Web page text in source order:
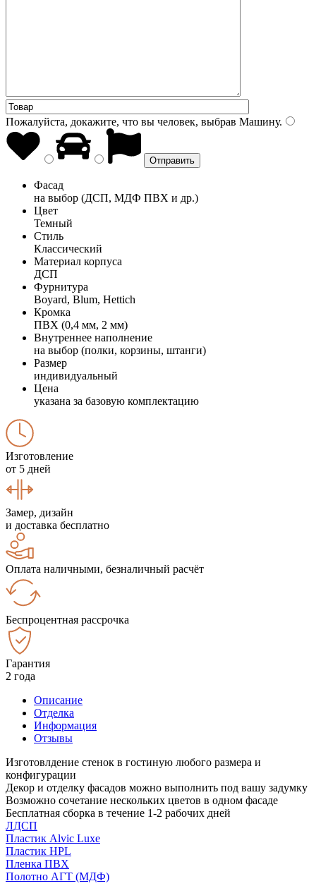
Пожалуйста, докажите, что вы человек, выбрав Машину.
Фасад
на выбор (ДСП, МДФ ПВХ и др.)
Цвет
Темный
Стиль
Классический
Материал корпуса
ДСП
Фурнитура
Boyard, Blum, Hettich
Кромка
ПВХ (0,4 мм, 2 мм)
Внутреннее наполнение
на выбор (полки, корзины, штанги)
Размер
индивидуальный
Цена
указана за базовую комплектацию
Изготовление
от 5 дней
Замер, дизайн
и доставка бесплатно
Оплата наличными, безналичный расчёт
Беспроцентная рассрочка
Гарантия
2 года
Описание
Отделка
Информация
Отзывы
Изготовлдение стенок в гостиную любого размера и
конфигурации
Декор и отделку фасадов можно выполнить под вашу задумку
Возможно сочетание нескольких цветов в одном фасаде
Бесплатная сборка в течение 1-2 рабочих дней
ЛДСП
Пластик Alvic Luxe
Пластик HPL
Пленка ПВХ
Полотно АГТ (МДФ)